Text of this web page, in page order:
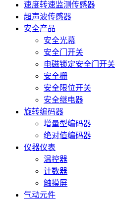
速度转速监测传感器
超声波传感器
安全产品
安全光幕
安全门开关
电磁锁定安全门开关
安全栅
安全限位开关
安全继电器
旋转编码器
增量型编码器
绝对值编码器
仪器仪表
温控器
计数器
触摸屏
气动元件